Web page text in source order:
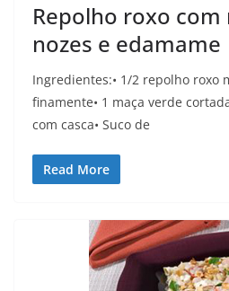
Repolho roxo com
nozes e edamame
Ingredientes:• 1/2 repolho roxo
finamente• 1 maça verde
com casca• Suco de
Read More